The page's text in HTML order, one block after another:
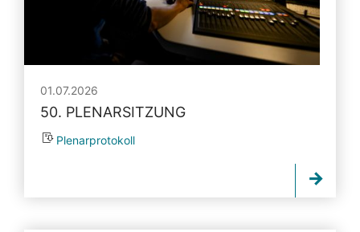
01.07.2026
50. PLENARSITZUNG
Plenarprotokoll